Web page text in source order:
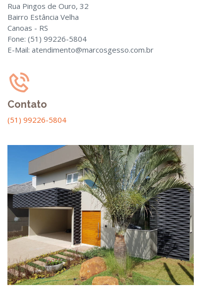
Rua Pingos de Ouro, 32
Bairro Estância Velha
Canoas - RS
Fone: (51) 99226-5804
E-Mail: atendimento@marcosgesso.com.br
Contato
(51) 99226-5804